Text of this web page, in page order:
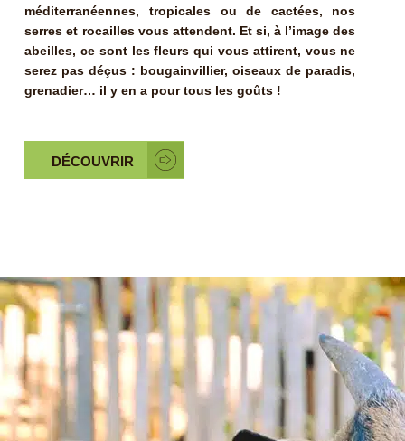
méditerranéennes, tropicales ou de cactées, nos
serres et rocailles vous attendent. Et si, à l’image des
abeilles, ce sont les fleurs qui vous attirent, vous ne
serez pas déçus : bougainvillier, oiseaux de paradis,
grenadier… il y en a pour tous les goûts !
DÉCOUVRIR